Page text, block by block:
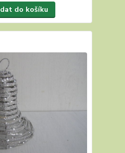
do košíku